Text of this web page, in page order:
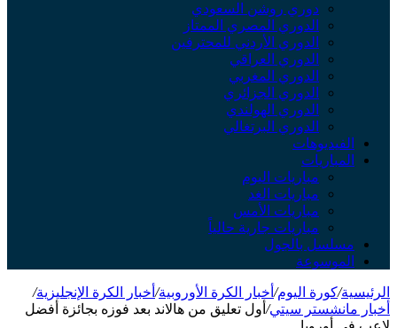
دوري روشن السعودي
الدوري المصري الممتاز
الدوري الأردني للمحترفين
الدوري العراقي
الدوري المغربي
الدوري الجزائري
الدوري الهولندي
الدوري البرتغالي
الفيديوهات
المباريات
مباريات اليوم
مباريات الغد
مباريات الأمس
مباريات جارية حالياً
مسلسل بالجول
الموسوعة
الرئيسية/كورة اليوم/ أخبار الكرة الأوروبية/ أخبار الكرة الإنجليزية/
أخبار مانشستر سيتي/ أول تعليق من هالاند بعد فوزه بجائزة أفضل